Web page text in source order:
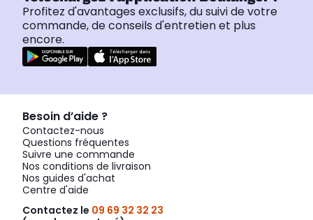
Profitez d'avantages exclusifs, du suivi de votre
commande, de conseils d'entretien et plus
encore.
Besoin d’aide ?
Contactez-nous
Questions fréquentes
Suivre une commande
Nos conditions de livraison
Nos guides d'achat
Centre d'aide
Contactez le 09 69 32 32 23